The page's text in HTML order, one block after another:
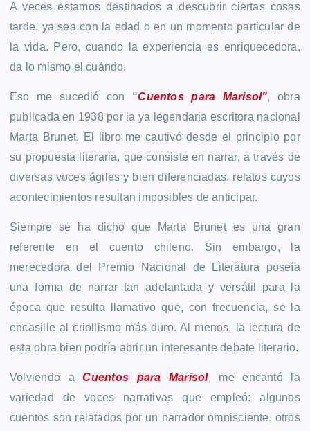
A veces estamos destinados a descubrir ciertas cosas
tarde, ya sea con la edad o en un momento particular de
la vida. Pero, cuando la experiencia es enriquecedora,
da lo mismo el cuándo.
Eso me sucedió con “Cuentos para Marisol”, obra
publicada en 1938 por la ya legendaria escritora nacional
Marta Brunet. El libro me cautivó desde el principio por
su propuesta literaria, que consiste en narrar, a través de
diversas voces ágiles y bien diferenciadas, relatos cuyos
acontecimientos resultan imposibles de anticipar.
Siempre se ha dicho que Marta Brunet es una gran
referente en el cuento chileno. Sin embargo, la
merecedora del Premio Nacional de Literatura poseía
una forma de narrar tan adelantada y versátil para la
época que resulta llamativo que, con frecuencia, se la
encasille al criollismo más duro. Al menos, la lectura de
esta obra bien podría abrir un interesante debate literario.
Volviendo aCuentos para Marisol, me encantó la
variedad de voces narrativas que empleó: algunos
cuentos son relatados por un narrador omnisciente, otros